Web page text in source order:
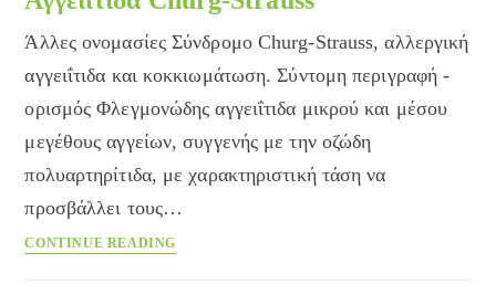
Άλλες ονομασίες Σύνδρομο Churg-Strauss, αλλεργική
αγγειΐτιδα και κοκκιωμάτωση. Σύντομη περιγραφή -
ορισμός Φλεγμονώδης αγγειΐτιδα μικρού και μέσου
μεγέθους αγγείων, συγγενής με την οζώδη
πολυαρτηρίτιδα, με χαρακτηριστική τάση να
προσβάλλει τους…
CONTINUE READING